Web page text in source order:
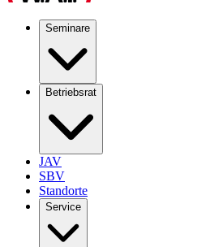
Seminare
Betriebsrat
JAV
SBV
Standorte
Service